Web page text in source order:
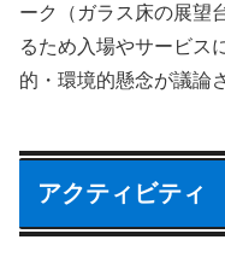
ーク（ガラス床の展望
るため入場やサービス
的・環境的懸念が議論
アクティビティ